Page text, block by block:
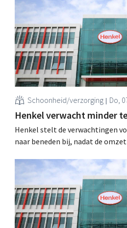
Schoonheid/verzorging Do,
Henkel verwacht minder
Henkel stelt de verwachtingen
naar beneden bij, nadat de
van de afgelopen jaren nu zijn